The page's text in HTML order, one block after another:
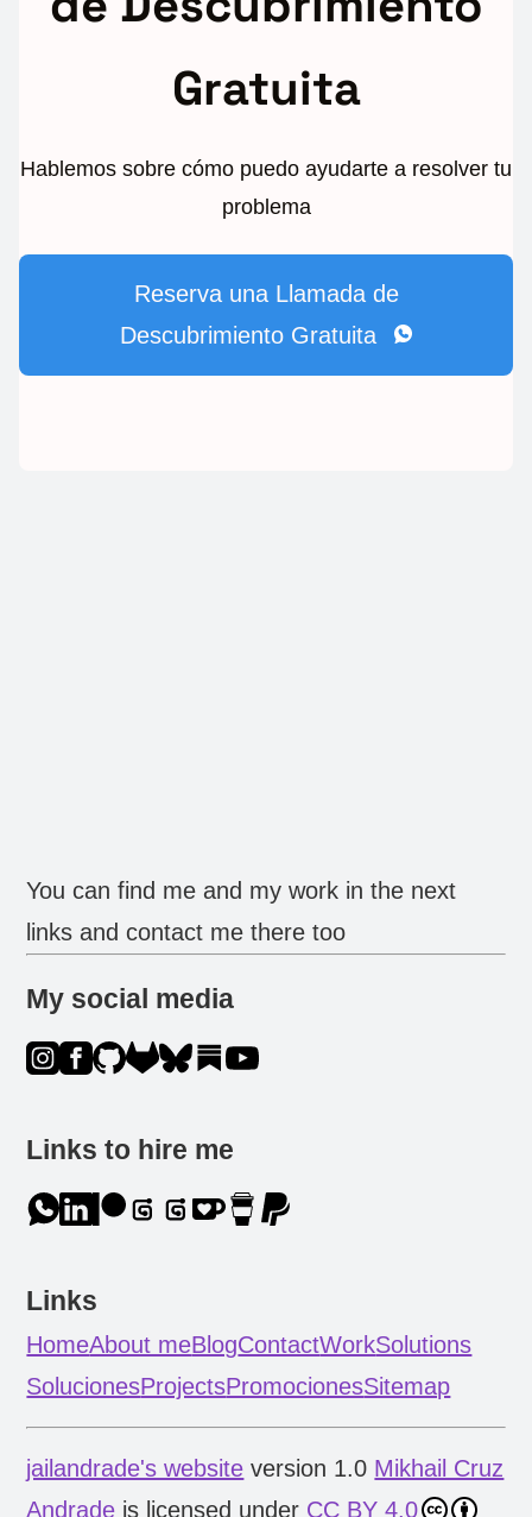
Gratuita
Hablemos sobre cómo puedo ayudarte a resolver tu
problema
Reserva una Llamada de
Descubrimiento Gratuita
You can find me and my work in the next
links and contact me there too
My social media
Links to hire me
Links
HomeAbout meBlogContactWorkSolutions
SolucionesProjectsPromocionesSitemap
jailandrade's website version 1.0 Mikhail Cruz
Andrade is licensed under CC BY 4.0